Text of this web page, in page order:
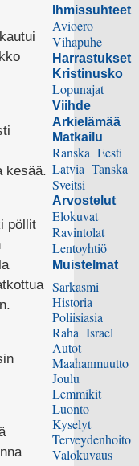
kesää.
pöllit
Ihmissuhteet
Avioero
Vihapuhe
Harrastukset
Kristinusko
Lopunajat
Viihde
Arkielämää
Matkailu
Ranska Eesti
Latvia Tanska
Sveitsi
Arvostelut
Elokuvat
Ravintolat
Lentoyhtiö
Muistelmat
Sarkasmi
Historia
Poliisiasia
Raha Israel
Autot
Maahanmuutto
Joulu
Lemmikit
Luonto
Kyselyt
Terveydenhoito
Valokuvaus